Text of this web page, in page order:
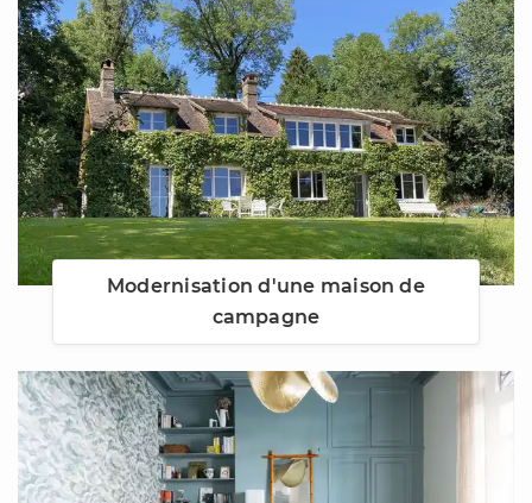
Modernisation d'une maison de
campagne